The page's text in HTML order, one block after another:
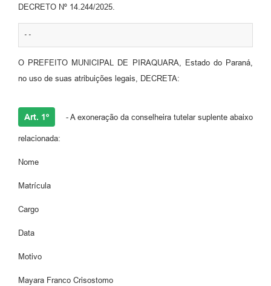
DECRETO Nº 14.244/2025.
--
O PREFEITO MUNICIPAL DE PIRAQUARA, Estado do Paraná,
no uso de suas atribuições legais, DECRETA:
Art. 1º - A exoneração da conselheira tutelar suplente abaixo
relacionada:
Nome
Matrícula
Cargo
Data
Motivo
Mayara Franco Crisostomo